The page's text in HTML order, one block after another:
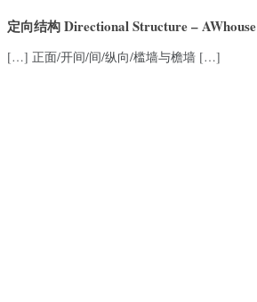
定向结构 Directional Structure – AWhouse
[…] 正面/开间/间/纵向/槛墙与檐墙 […]